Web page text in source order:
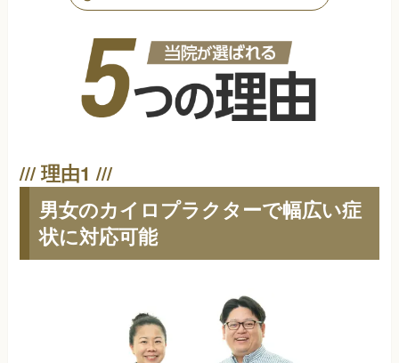
男女のカイロプラクターで幅広い症
状に対応可能